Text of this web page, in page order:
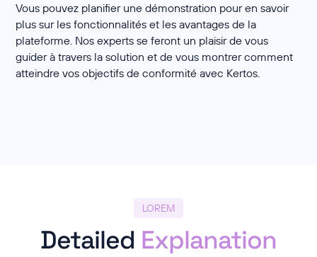
Vous pouvez planifier une démonstration pour en savoir
plus sur les fonctionnalités et les avantages de la
plateforme. Nos experts se feront un plaisir de vous
guider à travers la solution et de vous montrer comment
atteindre vos objectifs de conformité avec Kertos.
LOREM
Detailed Explanation